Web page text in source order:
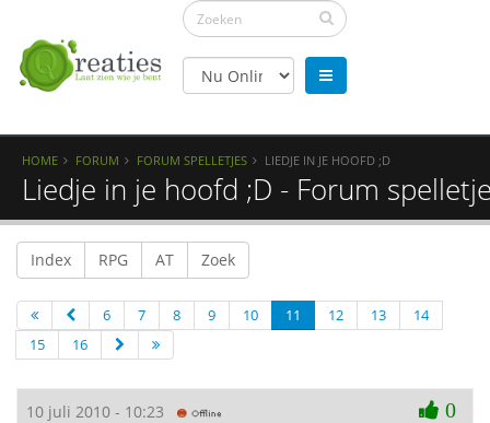
HOME FORUM FORUM SPELLETJES LIEDJE IN JE HOOFD ;D
Liedje in je hoofd ;D - Forum
Index RPG AT Zoek
6 7 8 9 10 11 12 13
14
15
16
10 juli 2010 - 10:23 0